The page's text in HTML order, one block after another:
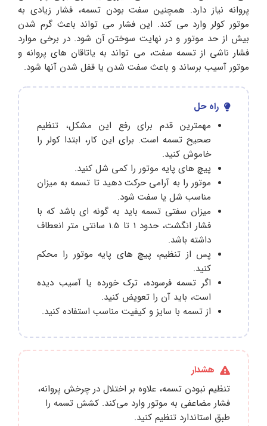
پروانه نیاز دارد. همچنین سفت بودن تسمه، فشار زیادی به
موتور کولر وارد می کند. این فشار می تواند باعث گرم شدن
بیش از حد موتور و در نهایت سوختن آن شود. در برخی موارد
فشار ناشی از تسمه سفت، می تواند به یاتاقان های پروانه و
موتور آسیب برساند و باعث سفت شدن یا قفل شدن آنها شود.
راه حل
مهمترین قدم برای رفع این مشکل، تنظیم
صحیح تسمه است. برای این کار، ابتدا کولر را
خاموش کنید.
پیچ های پایه موتور را کمی شل کنید.
موتور را به آرامی حرکت دهید تا تسمه به میزان
مناسب شل یا سفت شود.
میزان سفتی تسمه باید به گونه ای باشد که با
فشار انگشت، حدود 1 تا 1.5 سانتی متر انعطاف
داشته باشد.
پس از تنظیم، پیچ های پایه موتور را محکم
کنید.
اگر تسمه فرسوده، ترک خورده یا آسیب دیده
است، باید آن را تعویض کنید.
از تسمه با سایز و کیفیت مناسب استفاده کنید.
هشدار
تنظیم نبودن تسمه، علاوه بر اختلال در چرخش پروانه،
فشار مضاعفی به موتور وارد می‌کند. کشش تسمه را
طبق استاندارد تنظیم کنید.